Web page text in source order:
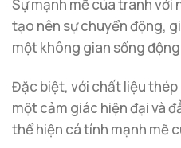
Sự mạnh mẽ của tranh với
tạo nên sự chuyển động,
một không gian sống
Đặc biệt, với chất liệu
một cảm giác hiện đại và
thể hiện cá tính mạnh mẽ